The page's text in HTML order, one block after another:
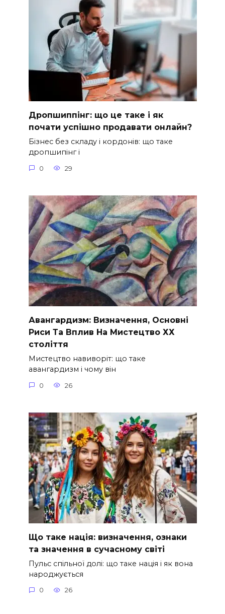
Дропшиппінг: що це таке і як
почати успішно продавати онлайн?
Бізнес без складу і кордонів: що таке
дропшипінг і
0 29
Авангардизм: Визначення, Основні
Риси Та Вплив На Мистецтво ХХ
століття
Мистецтво навиворіт: що таке
авангардизм і чому він
0 26
Що таке нація: визначення, ознаки
та значення в сучасному світі
Пульс спільної долі: що таке нація і як вона
народжується
0 26